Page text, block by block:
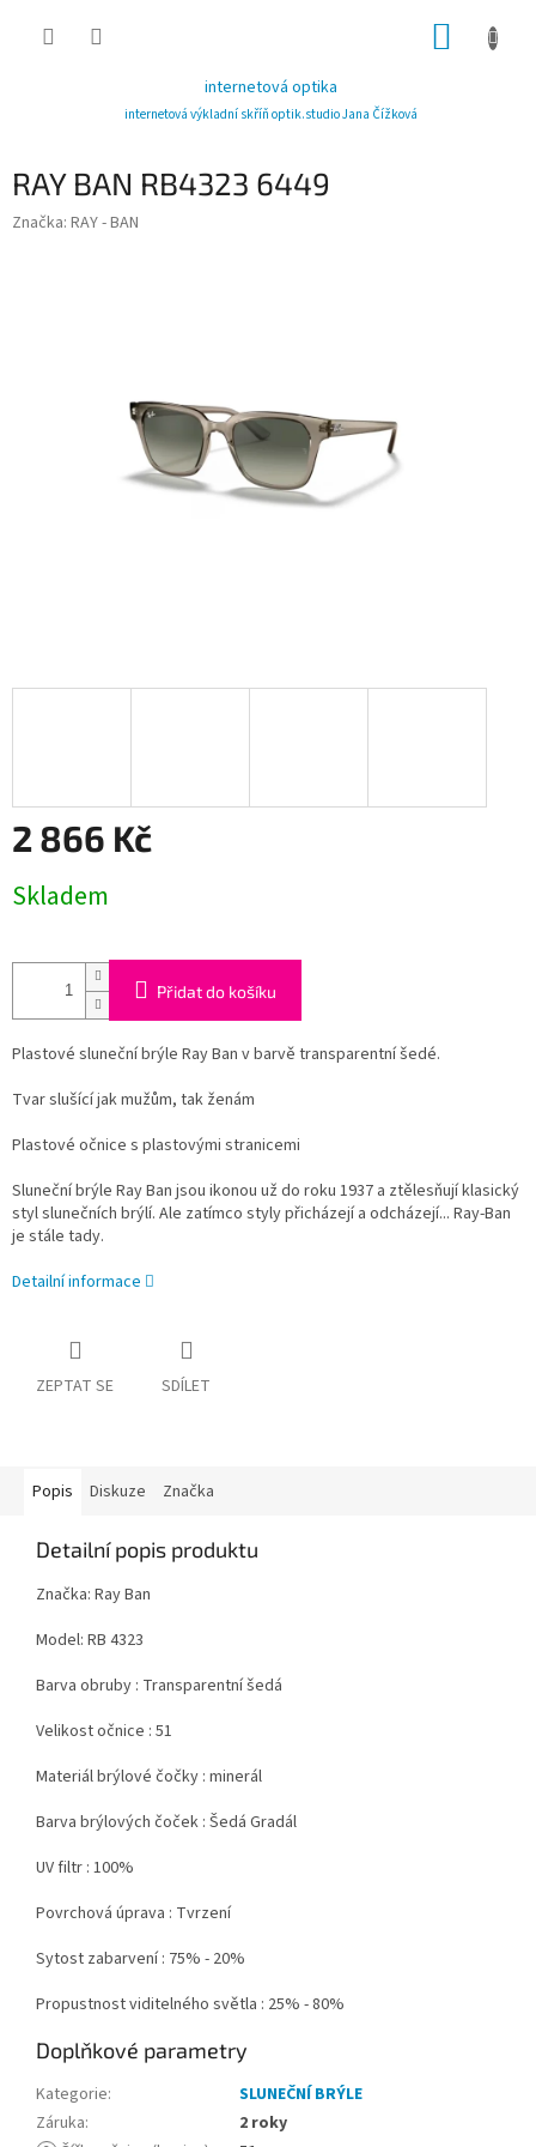
internetová optika
internetová výkladní skříň optik.studio Jana Čížková
RAY BAN RB4323 6449
Značka: RAY - BAN
2 866 Kč
cena:
Skladem
Přidat do košíku
Plastové sluneční brýle Ray Ban v barvě transparentní šedé.
Tvar slušící jak mužům, tak ženám
Plastové očnice s plastovými stranicemi
Sluneční brýle Ray Ban jsou ikonou už do roku 1937 a ztělesňují klasický
styl slunečních brýlí. Ale zatímco styly přicházejí a odcházejí... Ray-Ban
je stále tady.
Detailní informace
ZEPTAT SE SDÍLET
Popis Diskuze Značka
Detailní popis produktu
Značka: Ray Ban
Model: RB 4323
Barva obruby : Transparentní šedá
Velikost očnice : 51
Materiál brýlové čočky : minerál
Barva brýlových čoček : Šedá Gradál
UV filtr : 100%
Povrchová úprava : Tvrzení
Sytost zabarvení : 75% - 20%
Propustnostviditelného světla : 25% - 80%
Doplňkové parametry
Kategorie:
SLUNEČNÍ BRÝLE
Záruka:
2 roky